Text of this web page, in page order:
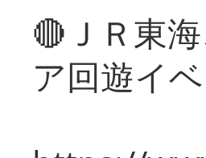
🔴ＪＲ東
ア回遊イ